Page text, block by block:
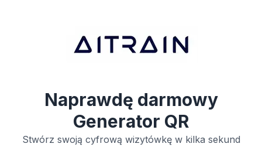
Naprawdę darmowy
Generator QR
Stwórz swoją cyfrową wizytówkę w kilka sekund